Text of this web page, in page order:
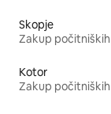
Skopje
Zakup
Kotor
Zakup